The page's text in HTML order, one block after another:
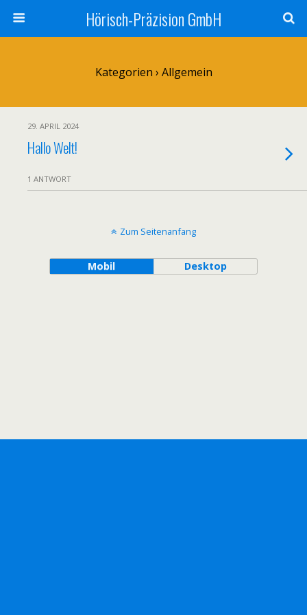
Hörisch-Präzision GmbH
Kategorien › Allgemein
29. APRIL 2024
Hallo Welt!
1 ANTWORT
Zum Seitenanfang
Mobil Desktop